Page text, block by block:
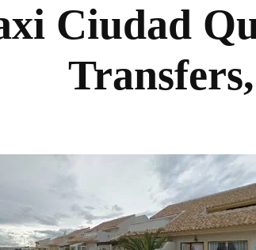
Ciudad